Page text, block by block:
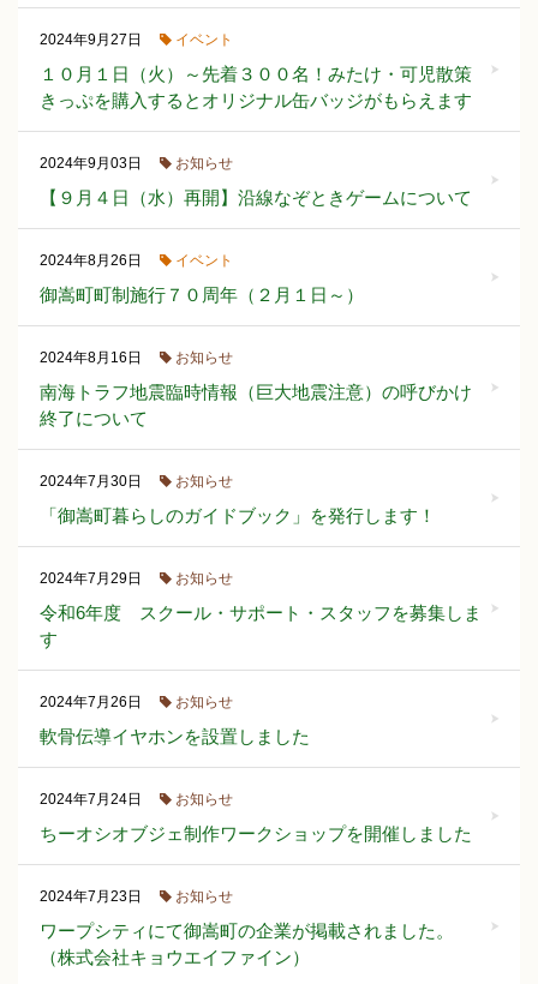
2024年9月27日 イベント
１０月１日（火）～先着３００名！みたけ・可児散策
きっぷを購入するとオリジナル缶バッジがもらえます
2024年9月03日 お知らせ
【９月４日（水）再開】沿線なぞときゲームについて
2024年8月26日 イベント
御嵩町町制施行７０周年（２月１日～）
2024年8月16日 お知らせ
南海トラフ地震臨時情報（巨大地震注意）の呼びかけ
終了について
2024年7月30日 お知らせ
「御嵩町暮らしのガイドブック」を発行します！
2024年7月29日 お知らせ
令和6年度 スクール・サポート・スタッフを募集しま
す
2024年7月26日 お知らせ
軟骨伝導イヤホンを設置しました
2024年7月24日 お知らせ
ちーオシオブジェ制作ワークショップを開催しました
2024年7月23日 お知らせ
ワープシティにて御嵩町の企業が掲載されました。
（株式会社キョウエイファイン）